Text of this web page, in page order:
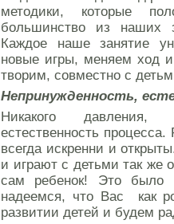
методики, которые
большинство из наших
Каждое наше занятие
новые игры, меняем ход
творим, совместно с
Непринужденность,
Никакого давления,
естественность
всегда искренни и
и играют с детьми так же
сам ребенок! Это было
надеемся, что Вас как
развитии детей и будем